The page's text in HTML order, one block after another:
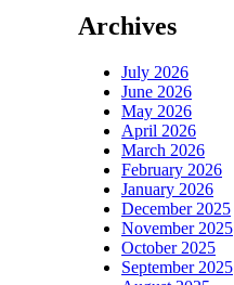
Archives
July 2026
June 2026
May 2026
April 2026
March 2026
February 2026
January 2026
December 2025
November 2025
October 2025
September 2025